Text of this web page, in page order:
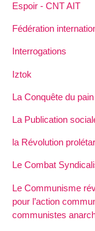
Espoir - CNT AIT
Fédération
Interrogations
Iztok
La Conquête du pain
La Publication
la Révolution
Le Combat
Le Communisme
pour l’action
communistes